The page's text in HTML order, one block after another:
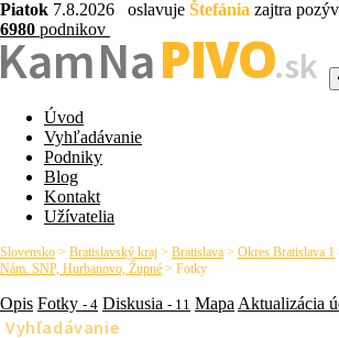
Piatok 7.8.2026 oslavuje Štefánia zajtra
6980 podnikovNaPIVO.sk
Úvod
Vyhľadávanie
Podniky
Blog
Kontakt
Užívatelia
Slovensko > Bratislavský kraj > Bratislava > Okres Bratislava 1
Nám. SNP, Hurbanovo, Župné > Fotky
Opis Fotky - 4 Diskusia - 11 Mapa Aktualizácia
Vyhľadávanie